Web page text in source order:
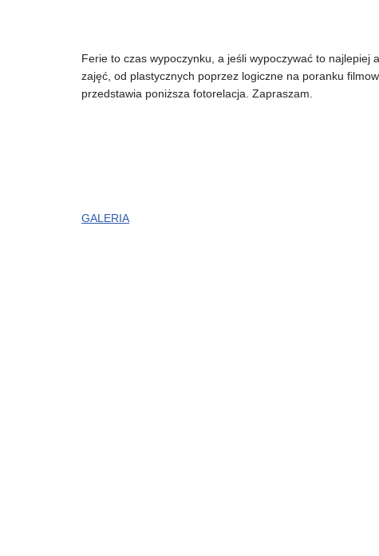
Ferie to czas wypoczynku, a jeśli wypoczywać to najlepiej
zajęć, od plastycznych poprzez logiczne na poranku
przedstawia poniższa fotorelacja. Zapraszam.
GALERIA